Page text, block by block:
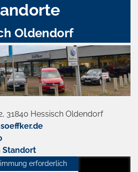
Oldendorf
31840 Hessisch Oldendorf
Standort
erforderlich